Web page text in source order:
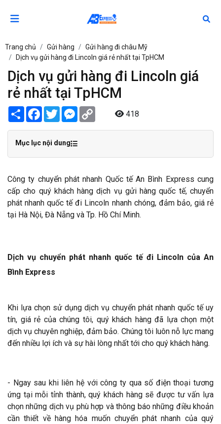
Trang chủ Gửi hàng
Gửi hàng đi châu Mỹ
Dịch vụ gửi hàng đi Lincoln giá rẻ nhất tại TpHCM
Dịch vụ gửi hàng đi Lincoln giá
rẻ nhất tại TpHCM
Share Facebook
TwitterMessenger 418
Mục lục nội dung
Công ty chuyển phát nhanh Quốc tế An Bình Express cung
cấp cho quý khách hàng dịch vụ gửi hàng quốc tế, chuyển
phát nhanh quốc tế đi Lincoln nhanh chóng, đảm bảo, giá rẻ
tại Hà Nội, Đà Nẵng và Tp. Hồ Chí Minh.
Dịch vụ chuyển phát nhanh quốc tế đi Lincoln của An
Bình Express
Khi lựa chọn sử dụng dịch vụ chuyển phát nhanh quốc tế uy
tín, giá rẻ của chúng tôi, quý khách hàng đã lựa chọn một
dịch vụ chuyên nghiệp, đảm bảo. Chúng tôi luôn nỗ lực mang
đến nhiều lợi ích và sự hài lòng nhất tới cho quý khách hàng.
- Ngay sau khi liên hệ với công ty qua số điện thoại tương
ứng tại mỗi tỉnh thành, quý khách hàng sẽ được tư vấn lựa
chọn những dịch vụ phù hợp và thông báo những điều khoản
cần thiết về hàng hóa muốn chuyển phát nhanh của quý